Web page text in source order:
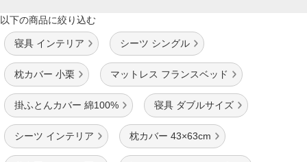
以下の商品に絞り込む
寝具 インテリア シーツ シングル
枕カバー 小栗 マットレス フランスベッド
掛ふとんカバー 綿100% 寝具 ダブルサイズ
シーツ インテリア 枕カバー 43×63cm